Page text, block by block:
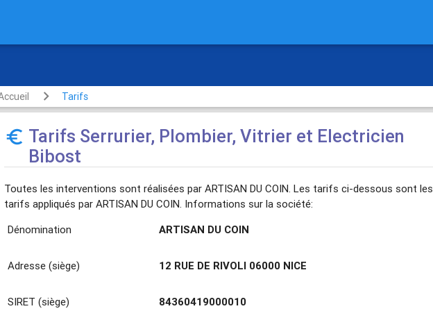
Tarifs
euro_symbol Tarifs Serrurier, Plombier, Vitrier et Electricien
Bibost
Toutes les interventions sont réalisées par ARTISAN DU COIN. Les tarifs ci-dessous sont les
tarifs appliqués par ARTISAN DU COIN. Informations sur la société:
Dénomination
ARTISAN DU COIN
Adresse (siège) 12 RUE DE RIVOLI 06000 NICE
SIRET (siège) 84360419000010